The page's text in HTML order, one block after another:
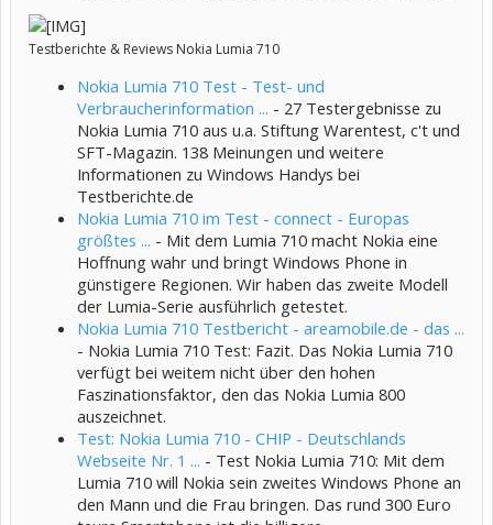
Testberichte & Reviews Nokia Lumia 710
Nokia Lumia 710 Test - Test- und
Verbraucherinformation ... - 27 Testergebnisse zu
Nokia Lumia 710 aus u.a. Stiftung Warentest, c't und
SFT-Magazin. 138 Meinungen und weitere
Informationen zu Windows Handys bei
Testberichte.de
Nokia Lumia 710 im Test - connect - Europas
größtes ... - Mit dem Lumia 710 macht Nokia eine
Hoffnung wahr und bringt Windows Phone in
günstigere Regionen. Wir haben das zweite Modell
der Lumia-Serie ausführlich getestet.
Nokia Lumia 710 Testbericht - areamobile.de - das ...
- Nokia Lumia 710 Test: Fazit. Das Nokia Lumia 710
verfügt bei weitem nicht über den hohen
Faszinationsfaktor, den das Nokia Lumia 800
auszeichnet.
Test: Nokia Lumia 710 - CHIP - Deutschlands
Webseite Nr. 1 ... - Test Nokia Lumia 710: Mit dem
Lumia 710 will Nokia sein zweites Windows Phone an
den Mann und die Frau bringen. Das rund 300 Euro